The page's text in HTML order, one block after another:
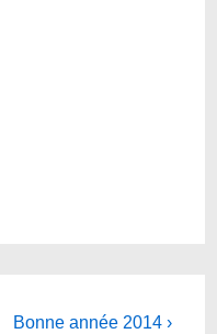
Next
Bonne année 2014 ›